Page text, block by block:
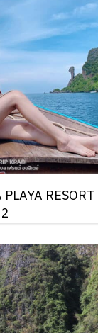
ทั
ที่
ทั
บ
ติ
RESORT